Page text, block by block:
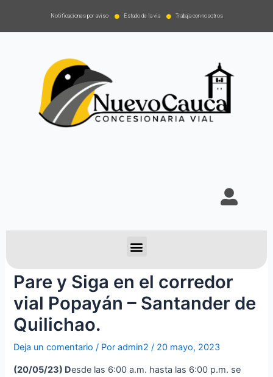
Notificaciones por aviso Estado de la via Trabaja con nosotros
Pare y Siga en el corredor
vial Popayán – Santander de
Quilichao.
Deja un comentario / Poradmin2 / 20 mayo, 2023
(20/05/23) Desde las 6:00 a.m. hasta las 6:00 p.m. se